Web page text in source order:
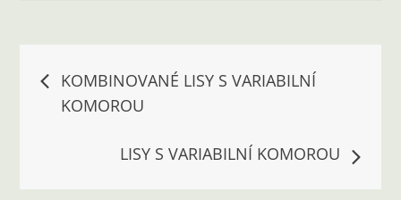
Navigace
pro
příspěvek
KOMBINOVANÉ LISY S VARIABILNÍ
KOMOROU
LISY S VARIABILNÍ KOMOROU